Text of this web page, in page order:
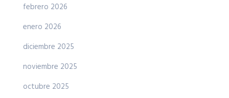
febrero 2026
enero 2026
diciembre 2025
noviembre 2025
octubre 2025